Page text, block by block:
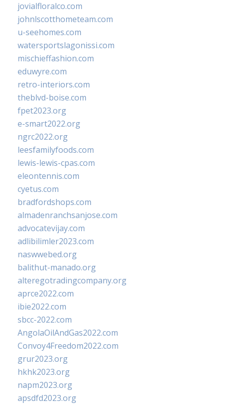
jovialfloralco.com
johnlscotthometeam.com
u-seehomes.com
watersportslagonissi.com
mischieffashion.com
eduwyre.com
retro-interiors.com
theblvd-boise.com
fpet2023.org
e-smart2022.org
ngrc2022.org
leesfamilyfoods.com
lewis-lewis-cpas.com
eleontennis.com
cyetus.com
bradfordshops.com
almadenranchsanjose.com
advocatevijay.com
adlibilimler2023.com
naswwebed.org
balithut-manado.org
alteregotradingcompany.org
aprce2022.com
ibie2022.com
sbcc-2022.com
AngolaOilAndGas2022.com
Convoy4Freedom2022.com
grur2023.org
hkhk2023.org
napm2023.org
apsdfd2023.org